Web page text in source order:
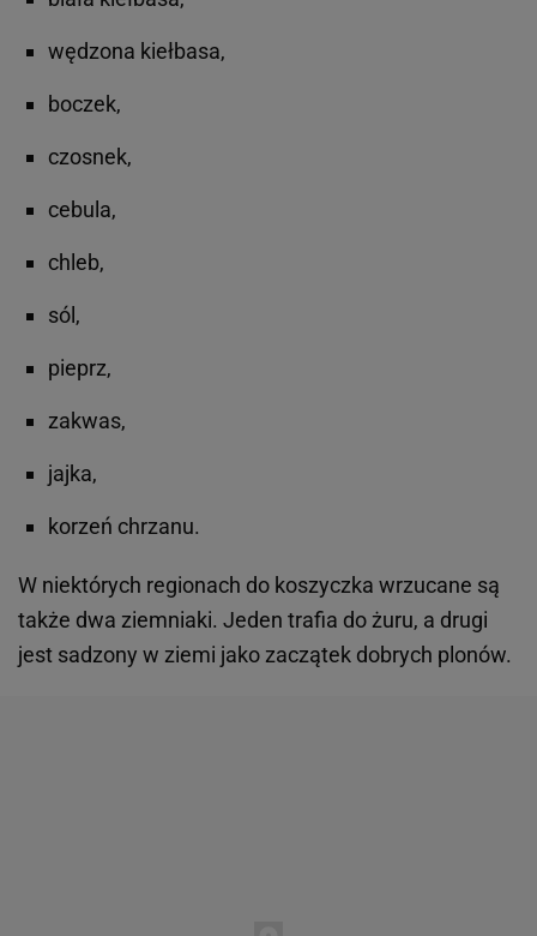
wędzona kiełbasa,
boczek,
czosnek,
cebula,
chleb,
sól,
pieprz,
zakwas,
jajka,
korzeń chrzanu.
W niektórych regionach do koszyczka wrzucane są
także dwa ziemniaki. Jeden trafia do żuru, a drugi
jest sadzony w ziemi jako zaczątek dobrych plonów.